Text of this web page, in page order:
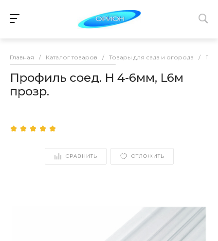
Главная / Каталог товаров / Товары для сада и огорода /
Профиль соед. Н 4-6мм, L6м
прозр.
СРАВНИТЬ ОТЛОЖИТЬ